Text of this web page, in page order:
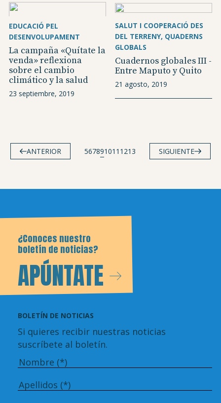
EDUCACIÓ PEL
DESENVOLUPAMENT
La campaña «Quítate la
venda» reflexiona
sobre el cambio
climático y la salud
23 septiembre, 2019
SALUT I COOPERACIÓ DES
DEL TERRENY QUADERNS
GLOBALS
Cuadernos globales III -
Entre Maputo y Quito
21 agosto, 2019
ANTERIOR 567891011 1213 SIGUIENTE
¿Conoces nuestro
boletín de noticias?
APÚNTATE
BOLETÍN DE NOTICIAS
Si quieres recibir nuestras noticias
suscríbete al boletín.